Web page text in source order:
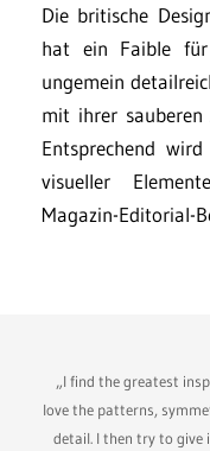
Die britische
hat ein Faible für
ungemein
mit ihrer
Entsprechend
visueller
Magazin-Editorial-
„I find the greatest
love the patterns,
detail. I then try to